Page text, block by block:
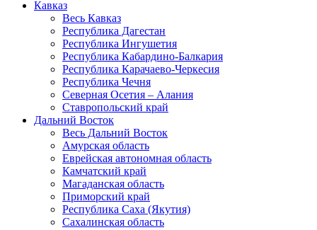
Кавказ
Весь Кавказ
Республика Дагестан
Республика Ингушетия
Республика Кабардино-Балкария
Республика Карачаево-Черкесия
Республика Чечня
Северная Осетия – Алания
Ставропольский край
Дальний Восток
Весь Дальний Восток
Амурская область
Еврейская автономная область
Камчатский край
Магаданская область
Приморский край
Республика Саха (Якутия)
Сахалинская область